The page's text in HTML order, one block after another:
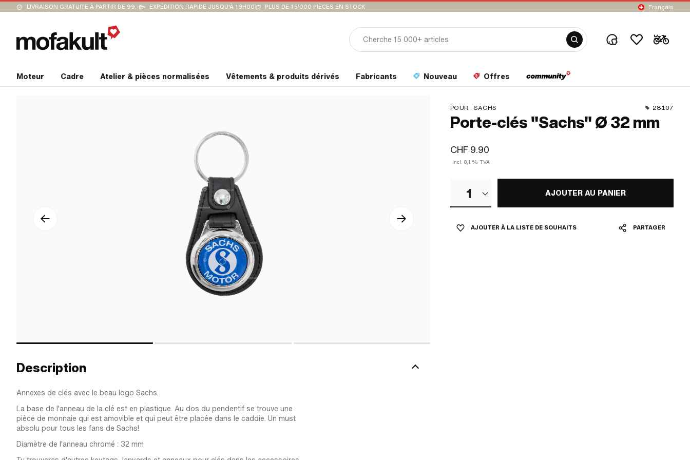
LIVRAISON GRATUITE À PARTIR DE 99.- EXPÉDITION RAPIDE JUSQU'À 19H00 PLUS DE 15'000 PIÈCES EN STOCK Français
Moteur Cadre Atelier & pièces normalisées Vêtements & produits dérivés Fabricants Nouveau Offres
POUR : SACHS 28107
Porte-clés "Sachs" Ø 32 mm
CHF 9.90
Incl. 8,1 % TVA
1 AJOUTER AU PANIER
AJOUTER À LA LISTE DE SOUHAITS PARTAGER
Description
Annexes de clés avec le beau logo Sachs.
La base de l'anneau de la clé est en plastique. Au dos du pendentif se trouve une
pièce de monnaie qui est amovible et qui peut être placée dans le caddie. Un must
absolu pour tous les fans de Sachs!
Diamètre de l'anneau chromé : 32 mm